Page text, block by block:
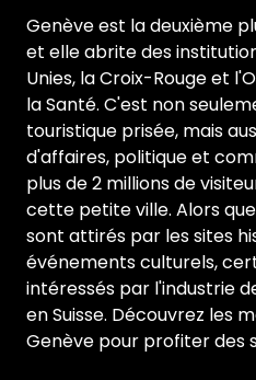
Genève est la deuxième
et elle abrite des
Unies, la Croix-Rouge et
la Santé. C'est non
touristique prisée, mais
d'affaires, politique et
plus de 2 millions de
cette petite ville. Alors
sont attirés par les sites
événements culturels,
intéressés par l'industrie
en Suisse. Découvrez les
Genève pour profiter des